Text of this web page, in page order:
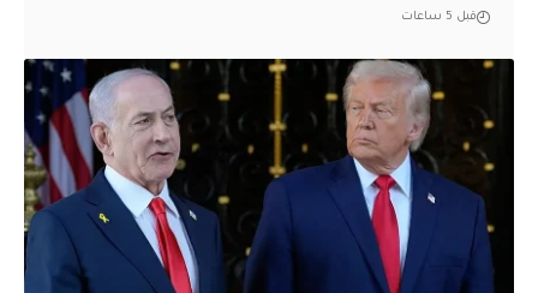
قبل 5 ساعات